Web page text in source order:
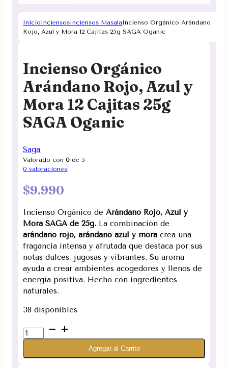
InicioInciensosInciensos MasalaIncienso Orgánico Arándano
Rojo, Azul y Mora 12 Cajitas 25g SAGA Oganic
Incienso Orgánico
Arándano Rojo, Azul y
Mora 12 Cajitas 25g
SAGA Oganic
Saga
Valorado con0 de 5
0 valoraciones
$9.990
Incienso Orgánico de Arándano Rojo, Azul y
Mora SAGA de 25g. La combinación de
arándano rojo, arándano azul y mora crea una
fragancia intensa y afrutada que destaca por sus
notas dulces, jugosas y vibrantes. Su aroma
ayuda a crear ambientes acogedores y llenos de
energía positiva. Hecho con ingredientes
naturales.
38 disponibles
Incienso
Orgánico
Agregar al Carrito